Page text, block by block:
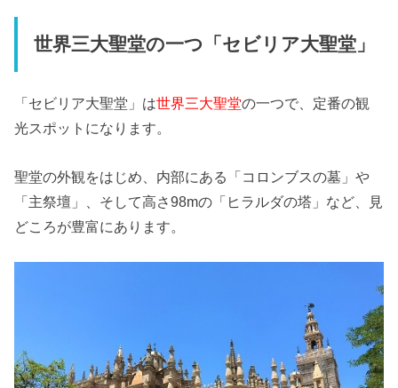
世界三大聖堂の一つ「セビリア大聖堂」
「セビリア大聖堂」は世界三大聖堂の一つで、定番の観
光スポットになります。
聖堂の外観をはじめ、内部にある「コロンブスの墓」や
「主祭壇」、そして高さ98mの「ヒラルダの塔」など、見
どころが豊富にあります。